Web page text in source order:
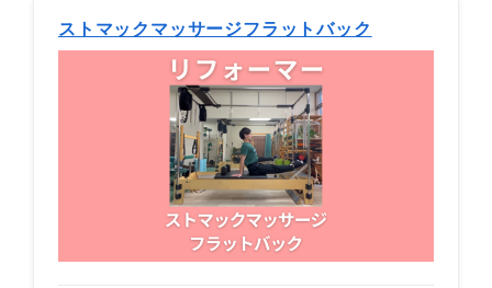
ストマックマッサージフラットバック